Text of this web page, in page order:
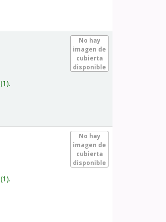
No hay
imagen de
cubierta
disponible
(1).
No hay
imagen de
cubierta
disponible
(1).